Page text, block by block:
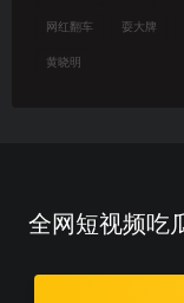
网红翻车 耍大牌
黄晓明
全网短视频吃